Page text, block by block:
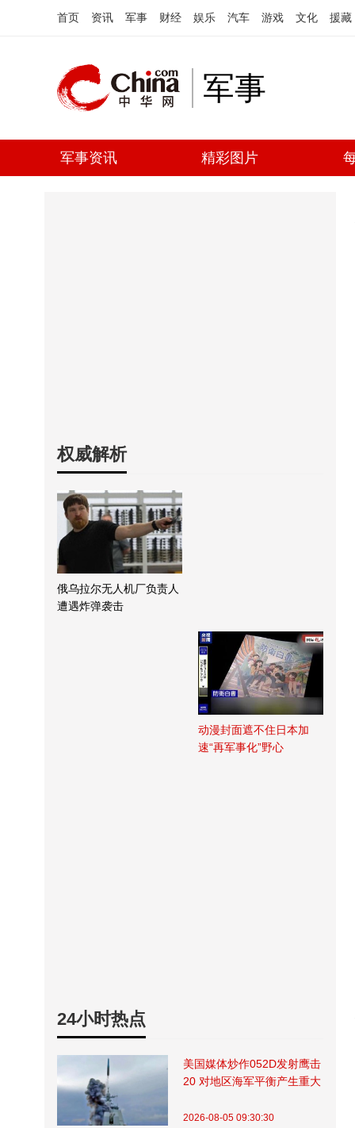
首页 资讯 军事 财经 娱乐 汽车 游戏 文化 援藏
军事
军事资讯 精彩图片
权威解析
俄乌拉尔无人机厂负责人
遭遇炸弹袭击
动漫封面遮不住日本加
速“再军事化”野心
24小时热点
美国媒体炒作052D发射鹰击
20 对地区海军平衡产生重大
2026-08-05 09:30:30